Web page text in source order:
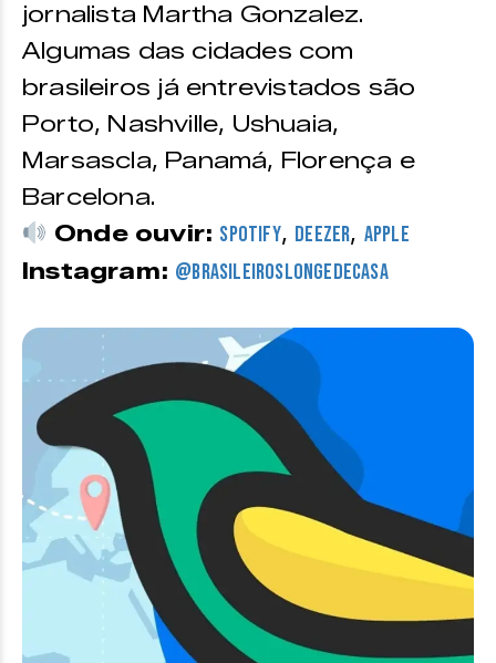
jornalista Martha Gonzalez.
Algumas das cidades com
brasileiros já entrevistados são
Porto, Nashville, Ushuaia,
Marsascla, Panamá, Florença e
Barcelona.
Onde ouvir: Spotify, Deezer, Apple
Instagram: @brasileiroslongedecasa